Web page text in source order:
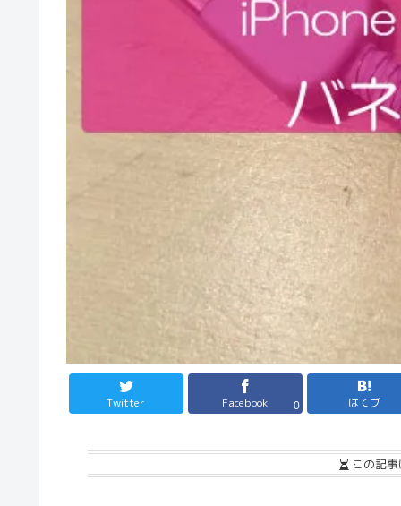
Twitter Facebook 0 はてブ
この記事